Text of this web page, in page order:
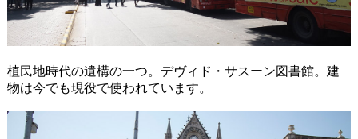
植民地時代の遺構の一つ。デヴィド・サスーン図書館。建
物は今でも現役で使われています。